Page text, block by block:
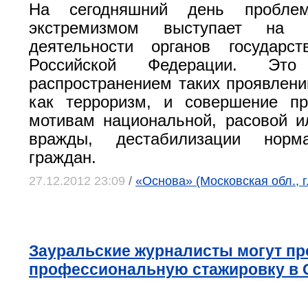
На сегодняшний день
экстремизмом выступает на
деятельности органов
Российской Федерации. Это
распространением таких
как терроризм, и совершение
мотивам национальной, расовой
вражды, дестабилизации
граждан.
27.12.2012 23:09 / «Основа» (Московская обл.,
Зауральские журналисты могут
профессиональную стажировку